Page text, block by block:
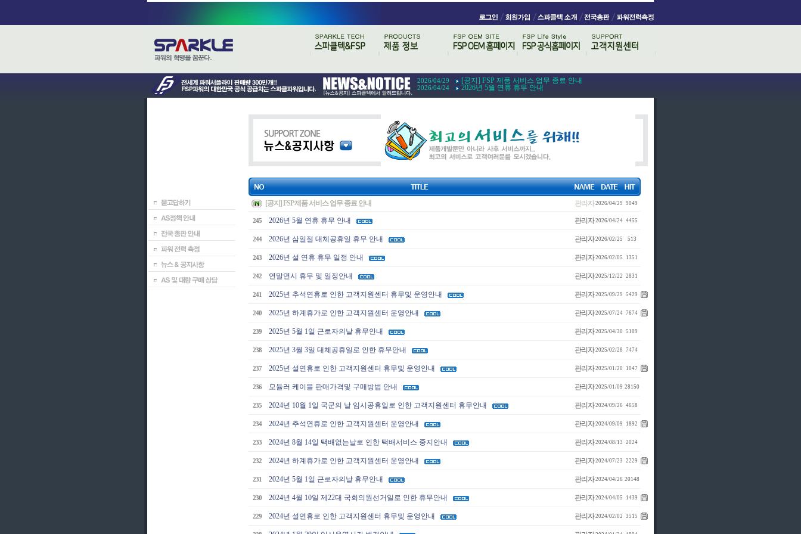
2026/04/29 [공지] FSP 제품 서비스 업무 종료 안내
2026/04/24 2026년 5월 연휴 휴무 안내
[공지] FSP 제품 서비스 업무 종료 안내 관리자 2026/04/29 9049
245 2026년 5월 연휴 휴무 안내 관리자 2026/04/24 4455
244 2026년 삼일절 대체공휴일 휴무 안내 관리자 2026/02/25 513
243 2026년 설 연휴 휴무 일정 안내 관리자 2026/02/05 1351
242 연말연시 휴무 및 일정안내 관리자 2025/12/22 2831
241 2025년 추석연휴로 인한 고객지원센터 휴무및 운영안내 관리자 2025/09/29 5429
240 2025년 하계휴가로 인한 고객지원센터 운영안내 관리자 2025/07/24 7674
239 2025년 5월 1일 근로자의날 휴무안내 관리자 2025/04/30 5109
238 2025년 3월 3일 대체공휴일로 인한 휴무안내 관리자 2025/02/28 7474
237 2025년 설연휴로 인한 고객지원센터 휴무및 운영안내 관리자 2025/01/20 1047
236 모듈러 케이블 판매가격및 구매방법 안내 관리자 2025/01/09 28150
235 2024년 10월 1일 국군의 날 임시공휴일로 인한 고객지원센터 휴무안내 관리자 2024/09/26 4658
234 2024년 추석연휴로 인한 고객지원센터 운영안내 관리자 2024/09/09 1892
233 2024년 8월 14일 택배없는날로 인한 택배서비스 중지안내 관리자 2024/08/13 2024
232 2024년 하계휴가로 인한 고객지원센터 운영안내 관리자 2024/07/23 2229
231 2024년 5월 1일 근로자의날 휴무안내 관리자 2024/04/26 20148
230 2024년 4월 10일 제22대 국회의원선거일로 인한 휴무안내 관리자 2024/04/05 1439
229 2024년 설연휴로 인한 고객지원센터 휴무및 운영안내 관리자 2024/02/02 3515